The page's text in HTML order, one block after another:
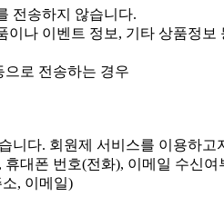
전송하지 않습니다.
나 이벤트 정보, 기타 상품정
로 전송하는 경우
다. 회원제 서비스를 이용하
대폰 번호(전화), 이메일 수신여
, 이메일)